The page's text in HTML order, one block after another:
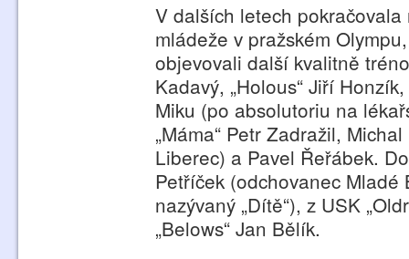
V dalších letech
mládeže v pražském
objevovali další kvalitně
Kadavý, „Holous“ Jiří
Miku (po absolutoriu na
„Máma“ Petr Zadražil,
Liberec) a Pavel Řeřábek.
Petříček (odchovanec
nazývaný „Dítě“), z USK
„Belows“ Jan Bělík.